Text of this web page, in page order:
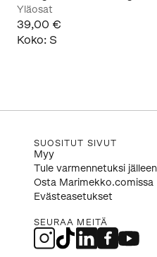
Yläosat
39,00 €
Koko: S
SUOSITUT SIVUT
Myy
Tule varmennetuksi
Osta Marimekko.comissa
Evästeasetukset
SEURAA MEITÄ